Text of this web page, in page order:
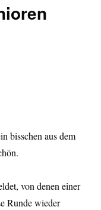
bisschen aus dem
von denen einer
Runde wieder